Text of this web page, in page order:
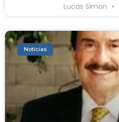
Lucas Simon
Notícias